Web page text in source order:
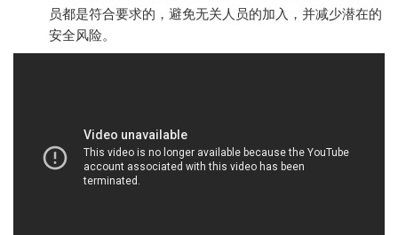
员都是符合要求的，避免无关人员的加入，并减少潜在的
安全风险。